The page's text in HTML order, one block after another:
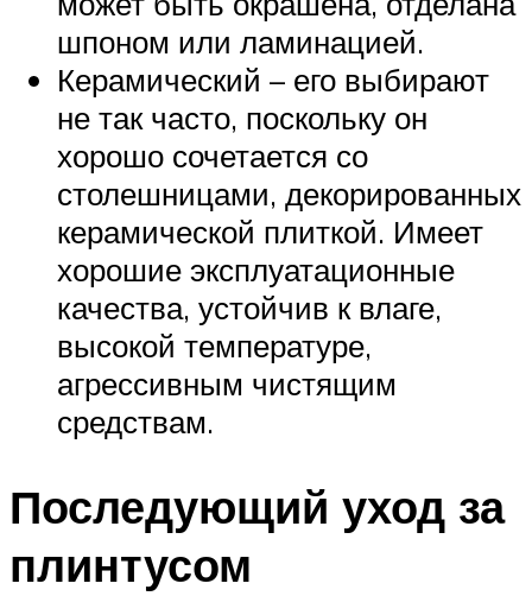
шпоном или ламинацией.
Керамический – его выбирают
не так часто, поскольку он
хорошо сочетается со
столешницами, декорированных
керамической плиткой. Имеет
хорошие эксплуатационные
качества, устойчив к влаге,
высокой температуре,
агрессивным чистящим
средствам.
Последующий уход за
плинтусом